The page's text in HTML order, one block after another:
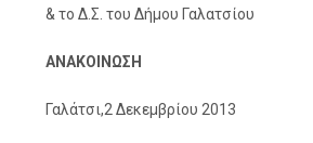
& το Δ.Σ. του Δήμου Γαλατσίου
ΑΝΑΚΟΙΝΩΣΗ
Γαλάτσι,2 Δεκεμβρίου 2013